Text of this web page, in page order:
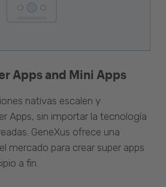
Apps and Mini Apps
nativas escalen y
Apps, sin importar la tecnología
GeneXus ofrece una
mercado para crear super apps
a fin.